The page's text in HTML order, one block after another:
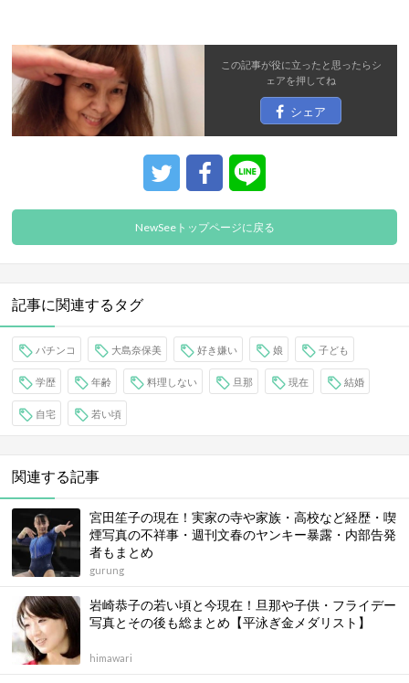
この記事が役に立ったと思ったらシ
ェアを押してね
シェア
NewSeeトップページに戻る
記事に関連するタグ
パチンコ 大島奈保美 好き嫌い 娘 子ども
学歴 年齢 料理しない 旦那 現在 結婚
自宅 若い頃
関連する記事
宮田笙子の現在！実家の寺や家族・高校など経歴・喫
煙写真の不祥事・週刊文春のヤンキー暴露・内部告発
者もまとめ
gurung
岩崎恭子の若い頃と今現在！旦那や子供・フライデー
写真とその後も総まとめ【平泳ぎ金メダリスト】
himawari